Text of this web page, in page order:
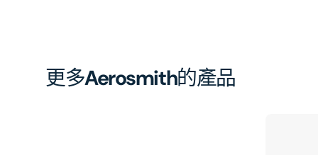
更多Aerosmith的產品